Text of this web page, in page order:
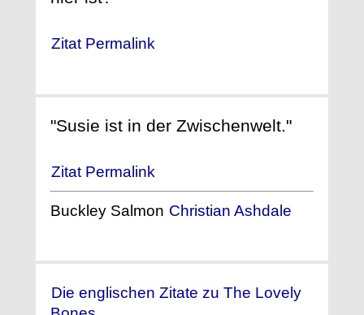
Zitat Permalink
"Susie ist in der Zwischenwelt."
Zitat Permalink
Buckley Salmon Christian Ashdale
Die englischen Zitate zu The Lovely